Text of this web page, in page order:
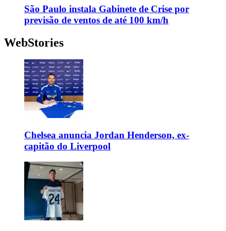
São Paulo instala Gabinete de Crise por
previsão de ventos de até 100 km/h
WebStories
Chelsea anuncia Jordan Henderson, ex-
capitão do Liverpool